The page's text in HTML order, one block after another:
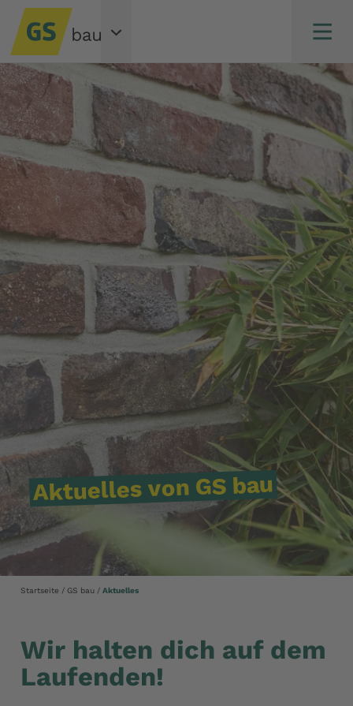
Aktuelles von GS bau
Startseite GS bau Aktuelles
Wir halten dich auf dem
Laufenden!